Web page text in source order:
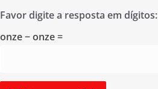
Favor digite a resposta em dígitos:
onze − onze =